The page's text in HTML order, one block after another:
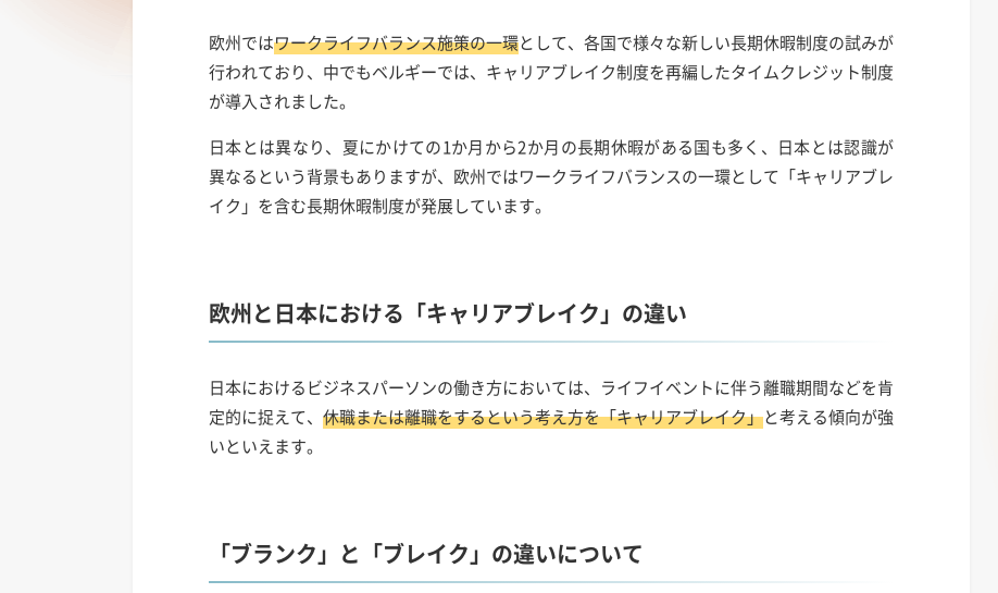
欧州ではワークライフバランス施策の一環として、各国で様々な新しい長期休暇制度の試みが
行われており、中でもベルギーでは、キャリアブレイク制度を再編したタイムクレジット制度
が導入されました。
日本とは異なり、夏にかけての1か月から2か月の長期休暇がある国も多く、日本とは認識が
異なるという背景もありますが、欧州ではワークライフバランスの一環として「キャリアブレ
イク」を含む長期休暇制度が発展しています。
欧州と日本における「キャリアブレイク」の違い
日本におけるビジネスパーソンの働き方においては、ライフイベントに伴う離職期間などを肯
定的に捉えて、 休職または離職をするという考え方を「キャリアブレイク」と考える傾向が強
いといえます。
「ブランク」と「ブレイク」の違いについて